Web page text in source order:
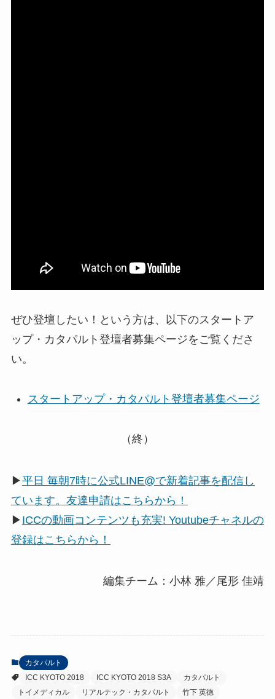
ぜひ登壇したい！という方は、以下のスタートア
ップ・カタパルト登壇者募集ページをご覧くださ
い。
スタートアップ・カタパルト登壇者募集ページ
（終）
▶平日 毎朝7時に公式LINE@で新着記事を配信し
ています。友達申請はこちらから！
▶ ICCの動画コンテンツも充実! Youtubeチャネルの
登録はこちらから！
編集チーム：小林 雅／尾形 佳靖
カタパルト
ICC KYOTO 2018
ICC KYOTO 2018 S3A
カタパルト
トイメディカル
リアルテック・カタパルト 竹下 英徳